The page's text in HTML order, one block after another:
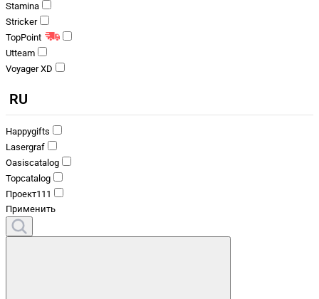
Stamina
Stricker
TopPoint
Utteam
Voyager XD
RU
Happygifts
Lasergraf
Oasiscatalog
Topcatalog
Проект111
Применить